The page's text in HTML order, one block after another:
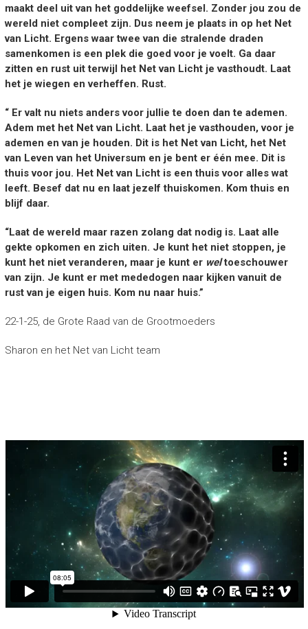
maakt deel uit van het goddelijke weefsel. Zonder jou zou de
wereld niet compleet zijn. Dus neem je plaats in op het Net
van Licht. Ergens waar twee van die stralende draden
samenkomen is een plek die goed voor je voelt. Ga daar
zitten en rust uit terwijl het Net van Licht je vasthoudt. Laat
het je wiegen en verheffen. Rust.
“ Er valt nu niets anders voor jullie te doen dan te ademen.
Adem met het Net van Licht. Laat het je vasthouden, voor je
ademen en van je houden. Dit is het Net van Licht, het Net
van Levenvan het Universum en je bent er één mee. Dit is
thuis voor jou. Het Net van Licht is een thuis voor alles wat
leeft. Besef dat nu en laat jezelf thuiskomen. Kom thuis en
blijf daar.
“Laat de wereld maar razen zolang dat nodig is. Laat alle
gekte opkomen en zich uiten. Je kunt het niet stoppen, je
kunt het niet veranderen, maar je kunt er weltoeschouwer
van zijn. Je kunt er met mededogen naar kijken vanuit de
rust van je eigen huis. Kom nu naar huis.”
22-1-25, de Grote Raad van de Grootmoeders
Sharon en het Net van Licht team